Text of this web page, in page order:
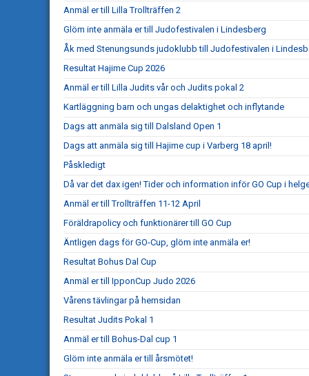
Anmäl er till Lilla Trollträffen 2
Glöm inte anmäla er till Judofestivalen i Lindesberg
Åk med Stenungsunds judoklubb till Judofestivalen i
Resultat Hajime Cup 2026
Anmäl er till Lilla Judits vår och Judits pokal 2
Kartläggning barn och ungas delaktighet och inflytande
Dags att anmäla sig till Dalsland Open 1
Dags att anmäla sig till Hajime cup i Varberg 18 april!
Påskledigt
Då var det dax igen! Tider och information inför GO Cup i
Anmäl er till Trollträffen 11-12 April
Föräldrapolicy och funktionärer till GO Cup
Äntligen dags för GO-Cup, glöm inte anmäla er!
Resultat Bohus Dal Cup
Anmäl er till IpponCup Judo 2026
Vårens tävlingar på hemsidan
Resultat Judits Pokal 1
Anmäl er till Bohus-Dal cup 1
Glöm inte anmäla er till årsmötet!